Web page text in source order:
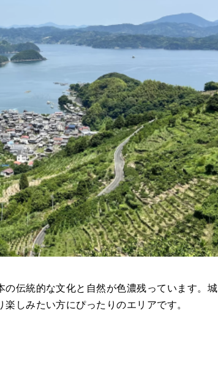
伝統的な文化と自然が色濃残っています。城
しみたい方にぴったりのエリアです。